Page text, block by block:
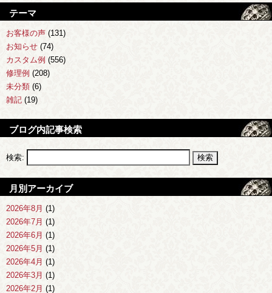
テーマ
お客様の声 (131)
お知らせ (74)
カスタム例 (556)
修理例 (208)
未分類 (6)
雑記 (19)
ブログ内記事検索
検索:
月別アーカイブ
2026年8月 (1)
2026年7月 (1)
2026年6月 (1)
2026年5月 (1)
2026年4月 (1)
2026年3月 (1)
2026年2月 (1)